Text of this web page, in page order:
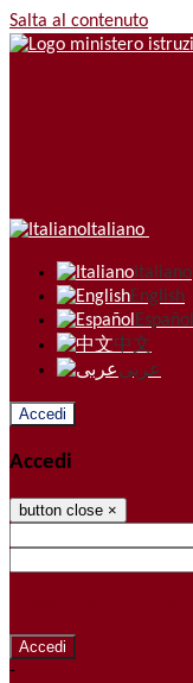
Salta al contenuto
Italiano
Italiano
English
Español
中文
عربى
Accedi
Accedi
button close ×
-